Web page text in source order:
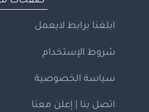
ابلغنا برابط لايعمل
شروط الإستخدام
سياسة الخصوصية
اتصل بنا | إعلن معنا